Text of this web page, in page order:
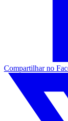
Compartilhar no